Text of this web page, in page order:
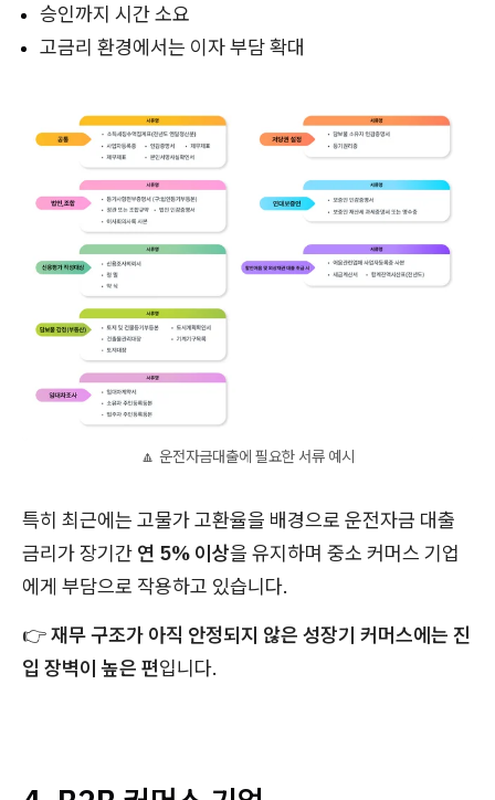
승인까지 시간 소요
고금리 환경에서는 이자 부담 확대
🔼 운전자금대출에 필요한 서류 예시
특히 최근에는 고물가 고환율을 배경으로 운전자금 대출
금리가 장기간 연 5% 이상을 유지하며 중소 커머스 기업
에게 부담으로 작용하고 있습니다.
👉재무 구조가 아직 안정되지 않은 성장기 커머스에는 진
입 장벽이 높은 편입니다.